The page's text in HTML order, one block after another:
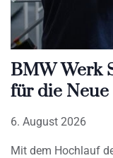
BMW Werk
für die Neue
6. August 2026
Mit dem Hochlauf